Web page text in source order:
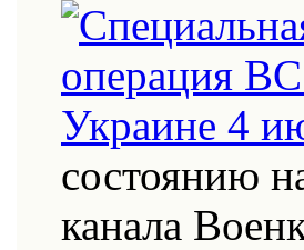
состоянию
канала